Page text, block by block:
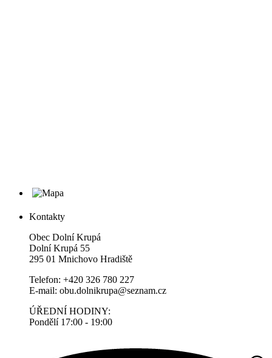
Kontakty
Obec Dolní Krupá
Dolní Krupá 55
295 01 Mnichovo Hradiště
Telefon: +420 326 780 227
E-mail: obu.dolnikrupa@seznam.cz
ÚŘEDNÍ HODINY:
Pondělí 17:00 - 19:00